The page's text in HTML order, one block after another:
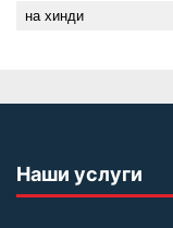
на хинди
Наши услуги